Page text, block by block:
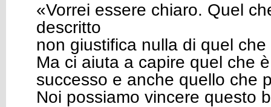
«Vorrei essere chiaro. Quel
descritto
non giustifica nulla di quel
Ma ci aiuta a capire quel che è
successo e anche quello che
Noi possiamo vincere questo